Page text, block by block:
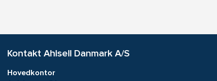
Kontakt Ahlsell Danmark A/S
Hovedkontor